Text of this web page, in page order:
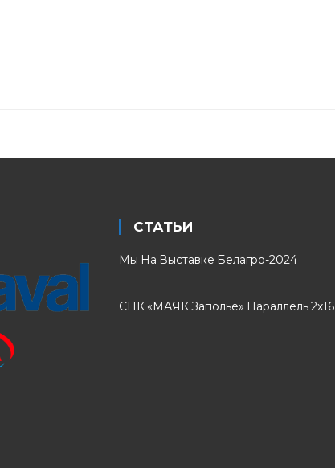
СТАТЬИ
Мы На Выставке Белагро-2024
СПК «МАЯК Заполье» Параллель 2х16